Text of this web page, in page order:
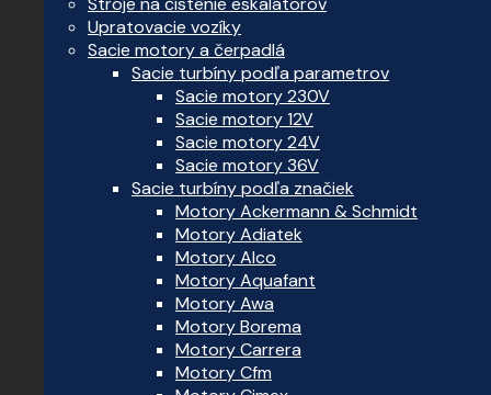
Upratovacie vozíky
Sacie motory a čerpadlá
Sacie turbíny podľa parametrov
Sacie motory 230V
Sacie motory 12V
Sacie motory 24V
Sacie motory 36V
Sacie turbíny podľa značiek
Motory Ackermann & Schmidt
Motory Adiatek
Motory Alco
Motory Aquafant
Motory Awa
Motory Borema
Motory Carrera
Motory Cfm